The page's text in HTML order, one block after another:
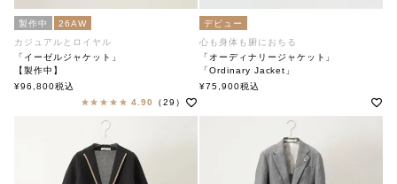
製作中
26AW
カジュアルとロイヤル
「イーゼルジャケット」
【製作中】
「Easel Jacket」soutiencollar（ステンカラー）
¥96,800税込
4.90
（29）
デビュー
心も身体も腑におちる
「オーディナリージャケット」
「Ordinary Jacket」
soutiencollar(ステンカラー)
¥75,900税込